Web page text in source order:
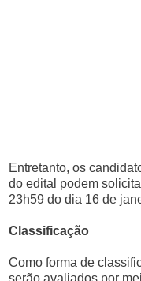
Entretanto, os
do edital podem
23h59 do dia 16 de
Classificação
Como forma de
serão avaliados por